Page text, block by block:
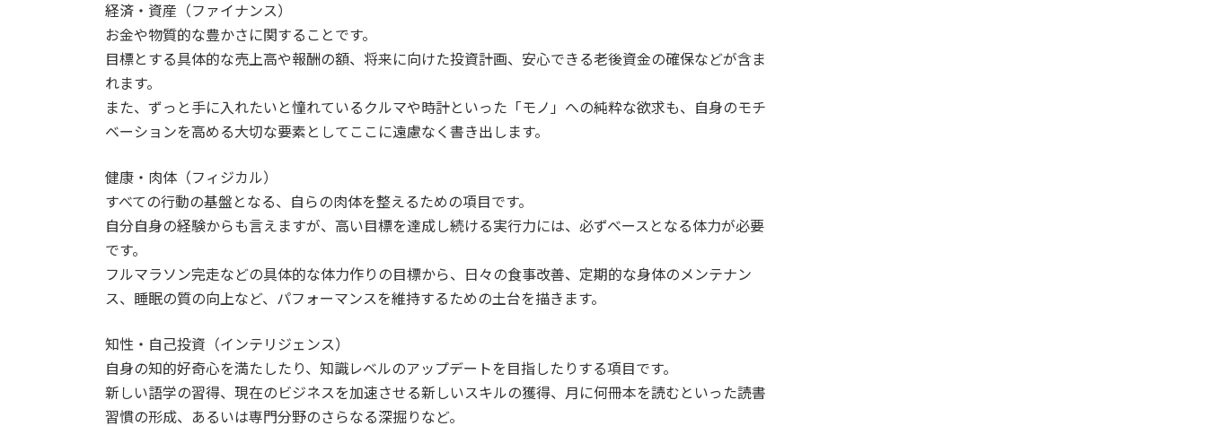
経済・資産（ファイナンス）
お金や物質的な豊かさに関することです。
目標とする具体的な売上高や報酬の額、将来に向けた投資計画、安心できる老後資金の確保などが含ま
れます。
また、ずっと手に入れたいと憧れているクルマや時計といった「モノ」への純粋な欲求も、自身のモチ
ベーションを高める大切な要素としてここに遠慮なく書き出します。
健康・肉体（フィジカル）
すべての行動の基盤となる、自らの肉体を整えるための項目です。
自分自身の経験からも言えますが、高い目標を達成し続ける実行力には、必ずベースとなる体力が必要
です。
フルマラソン完走などの具体的な体力作りの目標から、日々の食事改善、定期的な身体のメンテナン
ス、睡眠の質の向上など、パフォーマンスを維持するための土台を描きます。
知性・自己投資（インテリジェンス）
自身の知的好奇心を満たしたり、知識レベルのアップデートを目指したりする項目です。
新しい語学の習得、現在のビジネスを加速させる新しいスキルの獲得、月に何冊本を読むといった読書
習慣の形成、あるいは専門分野のさらなる深掘りなど。